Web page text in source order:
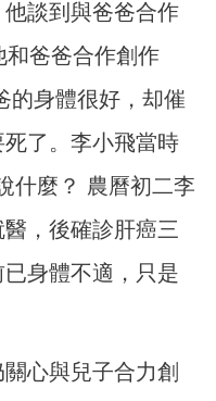
談到與爸爸合作
和爸爸合作創作
的身體很好，却催
了。李小飛當時
什麼？ 農曆初二李
，後確診肝癌三
身體不適，只是
心與兒子合力創